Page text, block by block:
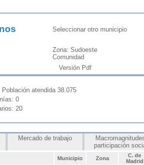
Seleccionar otro municipio
Zona: Sudoeste
Comunidad
Versión Pdf
atendida 38.075
0
20
Mercado de trabajo
participación
Municipio Zona
C. de
Madrid